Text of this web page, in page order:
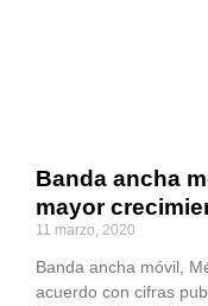
Banda ancha
mayor
11 marzo, 2020
Banda ancha móvil,
acuerdo con cifras